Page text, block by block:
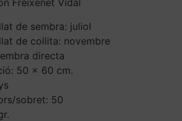
Freixenet Vidal
de sembra: juliol
de collita: novembre
directa
50 x 60 cm.
sobret: 50